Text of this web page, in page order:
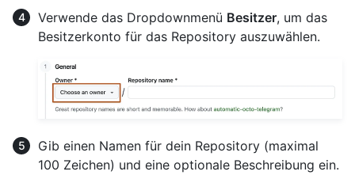
Verwende das Dropdownmenü Besitzer, um das
Besitzerkonto für das Repository auszuwählen.
Gib einen Namen für dein Repository (maximal
100 Zeichen) und eine optionale Beschreibung ein.